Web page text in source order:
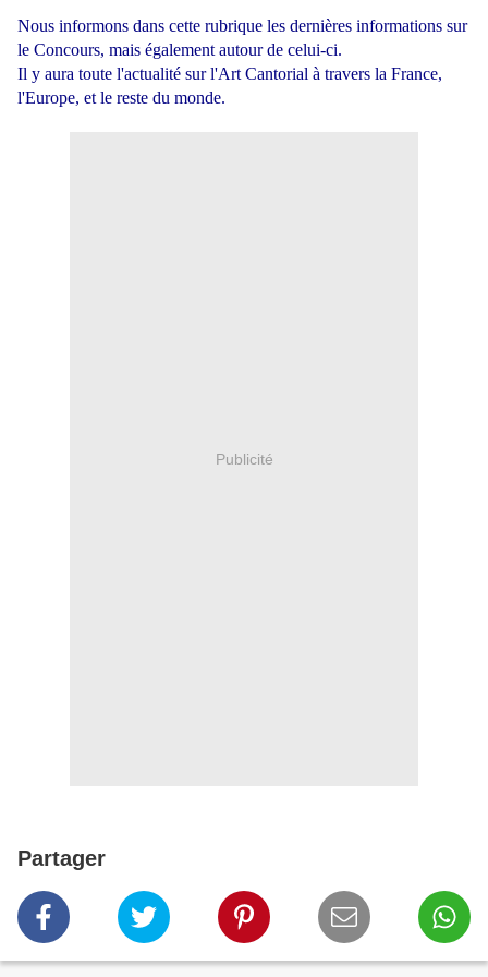
Nous informons dans cette rubrique les dernières informations sur
le Concours, mais également autour de celui-ci.
Il y aura toute l'actualité sur l'Art Cantorial à travers la France,
l'Europe, et le reste du monde.
Publicité
Partager